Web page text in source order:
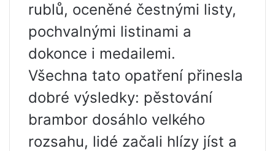
rublů, oceněné čestnými listy,
pochvalnými listinami a
dokonce i medailemi.
Všechna tato opatření přinesla
dobré výsledky: pěstování
brambor dosáhlo velkého
rozsahu, lidé začali hlízy jíst a